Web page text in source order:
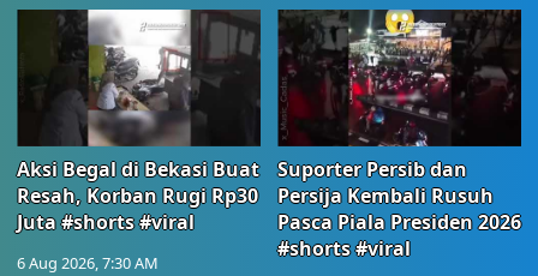
Aksi Begal di Bekasi Buat
Resah, Korban Rugi Rp30
Juta #shorts #viral
6 Aug 2026, 7:30 AM
Suporter Persib dan
Persija Kembali Rusuh
Pasca Piala Presiden 2026
#shorts #viral